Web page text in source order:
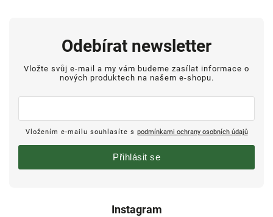
Instagram
Odebírat newsletter
Vložte svůj e-mail a my vám budeme zasílat informace o
nových produktech na našem e-shopu.
Vložením e-mailu souhlasíte s podmínkami ochrany osobních údajů
Přihlásit se